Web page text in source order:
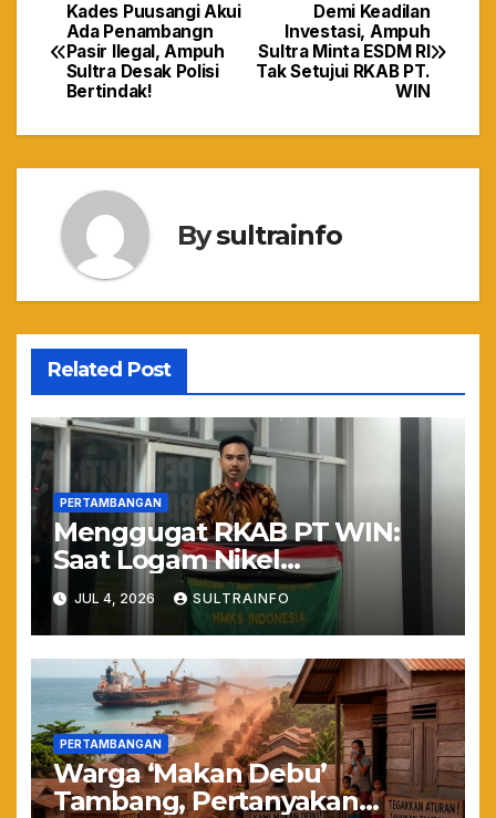
Navigasi
pos
Demi Keadilan
Investasi, Ampuh
Sultra Minta ESDM RI
Tak Setujui RKAB PT.
WIN
Kades Puusangi Akui
Ada Penambangn
Pasir Ilegal, Ampuh
Sultra Desak Polisi
Bertindak!
Bysultrainfo
Related Post
PERTAMBANGAN
Menggugat RKAB PT WIN:
Saat Logam Nikel
Mengancam Nyawa dan
Ruang Hidup Warga
Torobulu
JUL 4, 2026 SULTRAINFO
PERTAMBANGAN
Warga ‘Makan Debu’
Tambang, Pertanyakan